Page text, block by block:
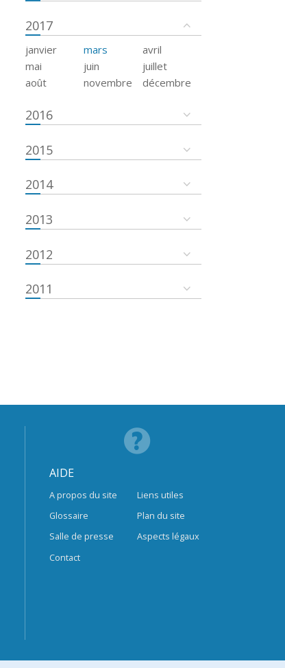
2017
janvier mars
avril
mai
juin
juillet
août
novembre décembre
2016
2015
2014
2013
2012
2011
AIDE
A propos du site
Glossaire
Salle de presse
Contact
Liens utiles
Plan du site
Aspects légaux